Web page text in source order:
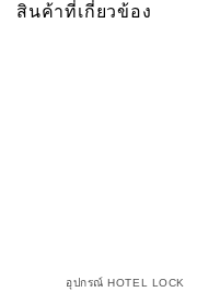
สินค้าที่เกี่ยวข้อง
อุปกรณ์ HOTEL LOCK